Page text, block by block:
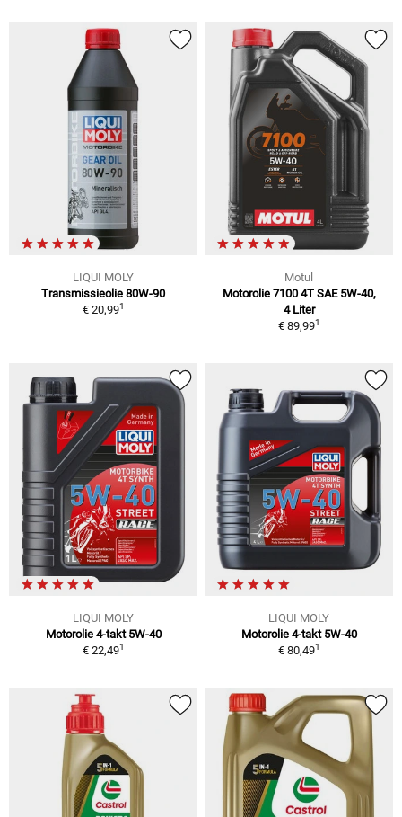
LIQUI MOLY
Transmissieolie 80W-90
€ 20,991
Motul
Motorolie 7100 4T SAE 5W-40,
4 Liter
€ 89,991
LIQUI MOLY
Motorolie 4-takt 5W-40
€ 22,491
LIQUI MOLY
Motorolie 4-takt 5W-40
€ 80,491